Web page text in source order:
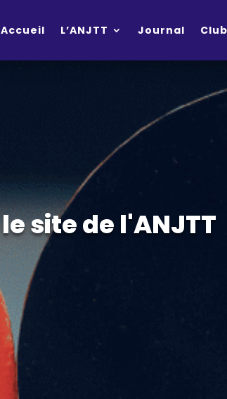
Accueil L’ANJTT Journal
lesitede l'ANJTT